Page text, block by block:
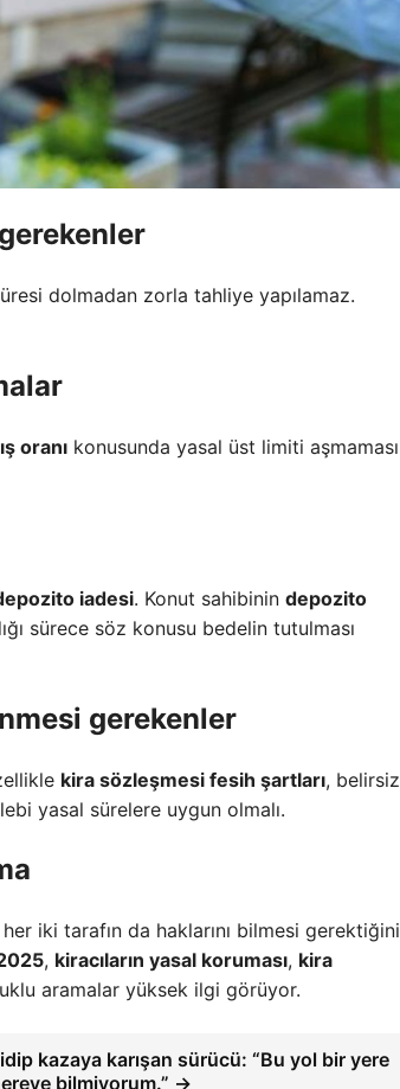
dolmadan zorla tahliye yapılamaz.
oranı konusunda yasal üst limiti aşmaması
iadesi. Konut sahibinin depozito
sürece söz konusu bedelin tutulması
gerekenler
kira sözleşmesi fesih şartları, belirsiz
yasal sürelere uygun olmalı.
her iki tarafın da haklarını bilmesi gerektiğini
, kiracıların yasal koruması, kira
aramalar yüksek ilgi görüyor.
kazaya karışan sürücü: “Bu yol bir yere
bilmiyorum.” →